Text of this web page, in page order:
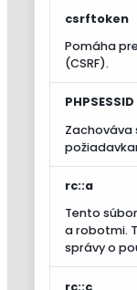
csrftoken
Pomáha
(CSRF).
PHPSESSID
Zachováva
rc::a
Tento
a robotmi.
správy o
rc::c